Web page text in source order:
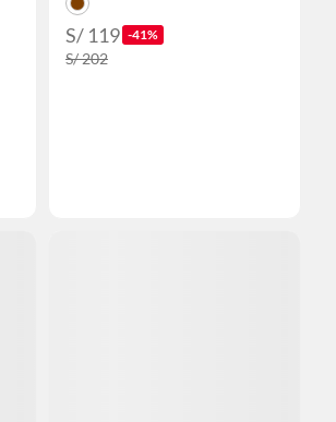
S/ 119 -41%
S/ 202